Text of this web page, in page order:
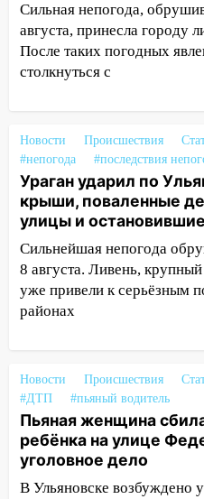
13:46 Сильный
СТО на проспекте
13:35 Непогода
13:22
Упавшие
дороги в
13:17 Непогода в
закончится сегодня:
сохранятся 9 августа
13:15 Трижды «брал
житель
знакомого 191
13:12
Дерево
Новгородской в
на электрощит
13:10 В Заволжском
упало во дворе
Сильная непогода,
августа, принесла городу
После таких погодных
столкнуться с
Новости Происшествия
#непогода
#последствия
Ураган ударил по
крыши, поваленные
улицы и
Сильнейшая непогода
8 августа. Ливень,
уже привели к серьёзным
районах
Новости Происшествия
#ДТП
#пьяный водитель
Пьяная женщина
ребёнка на улице
уголовное дело
В Ульяновске возбуждено